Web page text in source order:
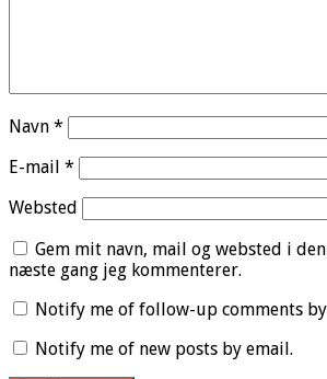
Navn *
E-mail *
Websted
Gem mit navn, mail og websted i
næste gang jeg kommenterer.
Notify me of follow-up comments
Notify me of new posts by email.